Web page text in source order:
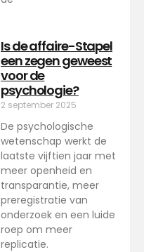
Is de affaire-Stapel
een zegen geweest
voor de
psychologie?
2 september 2025
De psychologische
wetenschap werkt de
laatste vijftien jaar met
meer openheid en
transparantie, meer
preregistratie van
onderzoek en een luide
roep om meer
replicatie.